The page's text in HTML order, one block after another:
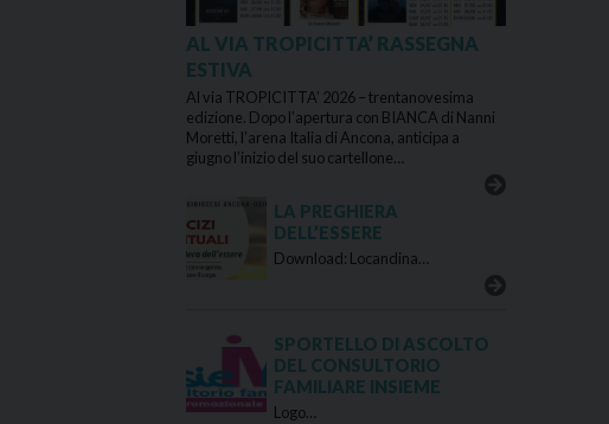
AL VIA TROPICITTA’ RASSEGNA
ESTIVA
Al via TROPICITTA’ 2026 – trentanovesima
edizione. Dopo l’apertura con BIANCA di Nanni
Moretti, l’arena Italia di Ancona, anticipa a
giugno l’inizio del suo cartellone…
LA PREGHIERA
DELL’ESSERE
Download: Locandina…
SPORTELLO DI ASCOLTO
DEL CONSULTORIO
FAMILIARE INSIEME
Logo…